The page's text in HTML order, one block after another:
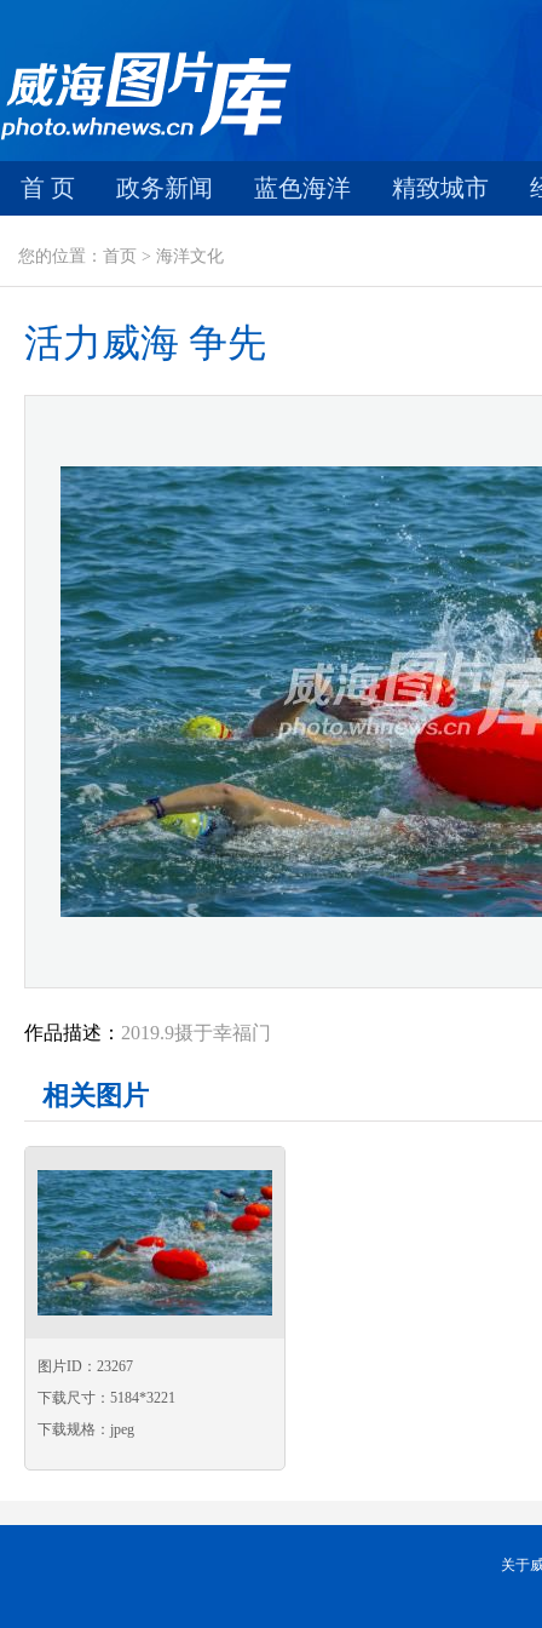
首 页 政务新闻 蓝色海洋 精致城市
您的位置：首页 > 海洋文化
活力威海 争先
作品描述： 2019.9摄于幸福门
相关图片
图片ID：23267
下载尺寸：5184*3221
下载规格：jpeg
关于